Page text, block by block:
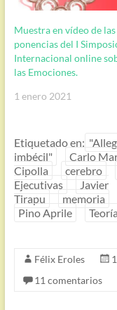
Muestra en vídeo de las
ponencias del I
Internacional online
las Emociones.
1 enero 2021
Etiquetado en:
imbécil"
Carlo
Cipolla
cerebro
Ejecutivas
Javier
Tirapu
memoria
Pino Aprile
Félix Eroles
11 comentarios